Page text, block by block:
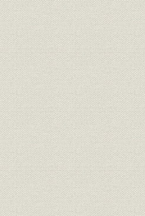
4. 江戸時代のしょうゆ輸出
第4章 文明開化と野田の造家
1. 新しい技術へのチャレン
2. 輸出市場の開拓と流通対
3. 野田の産業基盤整備
第2編 「野田醤油株式会社」の
11年)(昭和初期の長期不況)
時代と経営の軌跡
第1章 「造家の蔵」を「会社